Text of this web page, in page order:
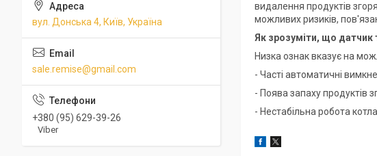
видалення продуктів
можливих ризиків,
Як зрозуміти, що датчик
Низка ознак вказує на
- Часті автоматичні
- Поява запаху продуктів
- Нестабільна робота
вул. Донська 4, Київ, Україна
sale.remise@gmail.com
+380 (95) 629-39-26
Viber